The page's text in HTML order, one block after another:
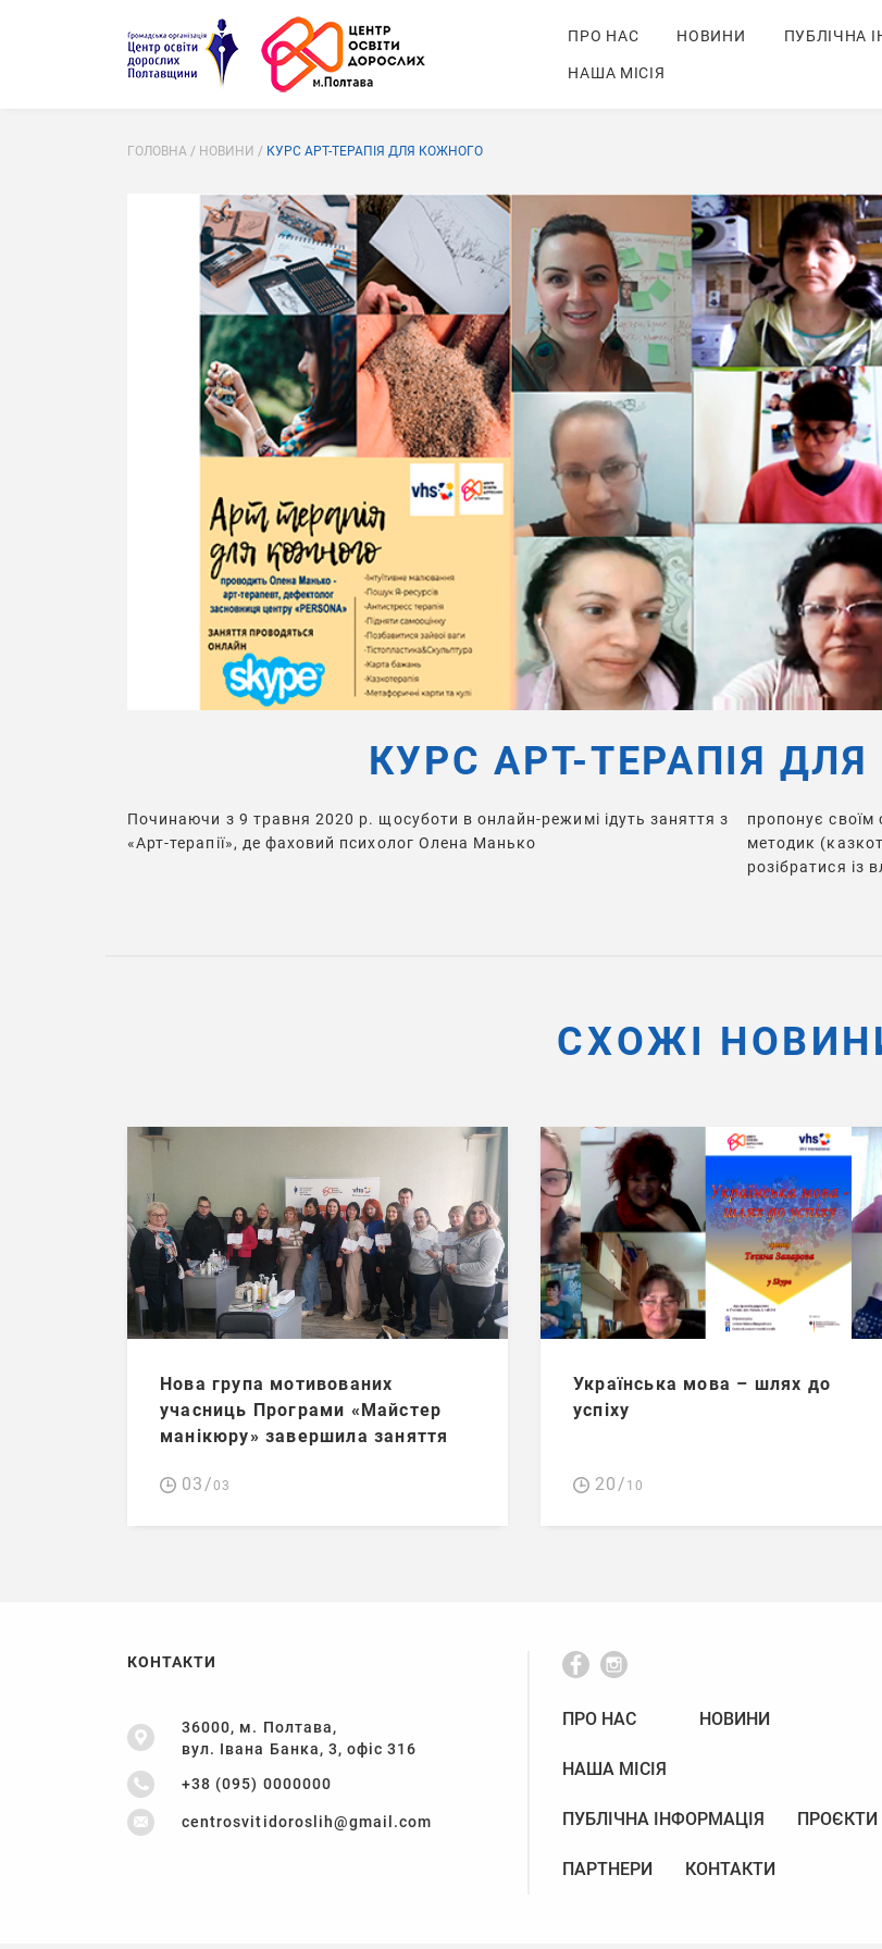
ПРО НАС
НАША МІСІЯ
НОВИНИ ПУБЛІЧНА
ГОЛОВНА / НОВИНИ / КУРС АРТ-ТЕРАПІЯ ДЛЯ КОЖНОГО
КУРС АРТ-ТЕРАПІЯ
Починаючи з 9 травня 2020 р. щосуботи в онлайн-режимі ідуть заняття з
«Арт-терапії», де фаховий психолог Олена Манько
пропонує своїм
методик
розібратися із
СХОЖІ
Нова група мотивованих
учасниць Програми «Майстер
манікюру» завершила заняття
03/03
Українська мова – шлях до
успіху
20/ 10
КОНТАКТИ
36000, м. Полтава,
вул. Івана Банка, 3, офіс 316
+38 (095) 0000000
centrosvitidoroslih@gmail.com
ПРО НАС
НАША МІСІЯ
НОВИНИ
ПУБЛІЧНА ІНФОРМАЦІЯ ПРОЄКТИ
ПАРТНЕРИ КОНТАКТИ